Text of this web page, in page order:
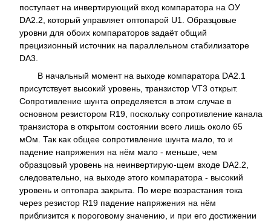
поступает на инвертирующий вход компаратора на ОУ
DA2.2, который управляет оптопарой U1. Образцовые
уровни для обоих компараторов задаёт общий
прецизионный источник на параллельном стабилизаторе
DА3.
В начальный момент на выходе компаратора DА2.1
присутствует высокий уровень, транзистор VT3 открыт.
Сопротивление шунта определяется в этом случае в
основном резистором R19, поскольку сопротивление канала
транзистора в открытом состоянии всего лишь около 65
мОм. Так как общее сопротивление шунта мало, то и
падение напряжения на нём мало - меньше, чем
образцовый уровень на неинвертирую-щем входе DА2.2,
следовательно, на выходе этого компаратора - высокий
уровень и оптопара закрыта. По мере возрастания тока
через резистор R19 падение напряжения на нём
приблизится к пороговому значению, и при его достижении